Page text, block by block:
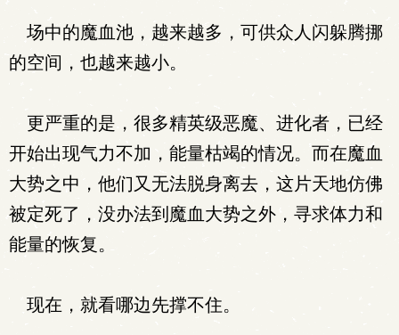
场中的魔血池，越来越多，可供众人闪躲腾挪
的空间，也越来越小。
更严重的是，很多精英级恶魔、进化者，已经
开始出现气力不加，能量枯竭的情况。而在魔血
大势之中，他们又无法脱身离去，这片天地仿佛
被定死了，没办法到魔血大势之外，寻求体力和
能量的恢复。
现在，就看哪边先撑不住。